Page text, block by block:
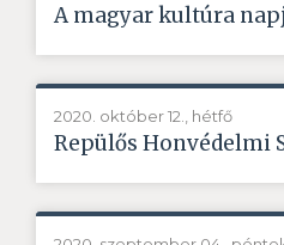
A magyar kultúra
2020. október 12., hétfő
Repülős Honvédelmi